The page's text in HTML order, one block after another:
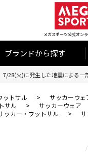
メガスポーツ公式オン
ブランドから探す
7/28(火)に発生した地震による一
ットサル > サッカーウェ
サル > サッカーウェア
ッカー・フットサル >